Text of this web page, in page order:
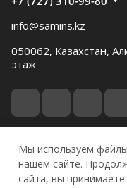
info@samins.kz
050062, Казахстан,
этаж
© 2026 Samgau
Конфиденциальность
Мы используем
нашем сайте.
сайта, вы